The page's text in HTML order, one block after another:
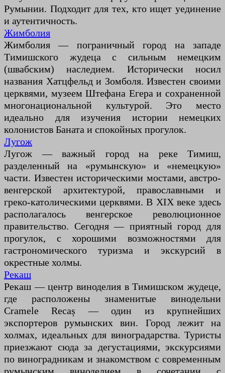
Румынии. Подходит для тех, кто ищет уединение
и аутентичность.
Жимболия
Жимболия — пограничный город на западе
Тимишского жудеца с сильным немецким
(швабским) наследием. Исторически носил
названия Хатцфельд и Зомболя. Известен своими
церквями, музеем Штефана Егера и сохраненной
многонациональной культурой. Это место
идеально для изучения истории немецких
колонистов Баната и спокойных прогулок.
Лугож
Лугож — важный город на реке Тимиш,
разделенный на «румынскую» и «немецкую»
части. Известен историческими мостами, австро-
венгерской архитектурой, православными и
греко-католическими церквями. В XIX веке здесь
располагалось венгерское революционное
правительство. Сегодня — приятный город для
прогулок, с хорошими возможностями для
гастрономического туризма и экскурсий в
окрестные холмы.
Рекаш
Рекаш — центр виноделия в Тимишском жудеце,
где расположены знаменитые винодельни
Cramele Recaș — один из крупнейших
экспортеров румынских вин. Город лежит на
холмах, идеальных для виноградарства. Туристы
приезжают сюда за дегустациями, экскурсиями
по виноградникам и знакомством с современным